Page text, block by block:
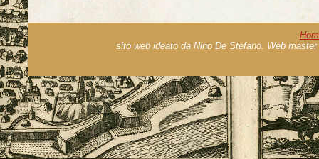
sito web ideato da Nino De Stefano. Web